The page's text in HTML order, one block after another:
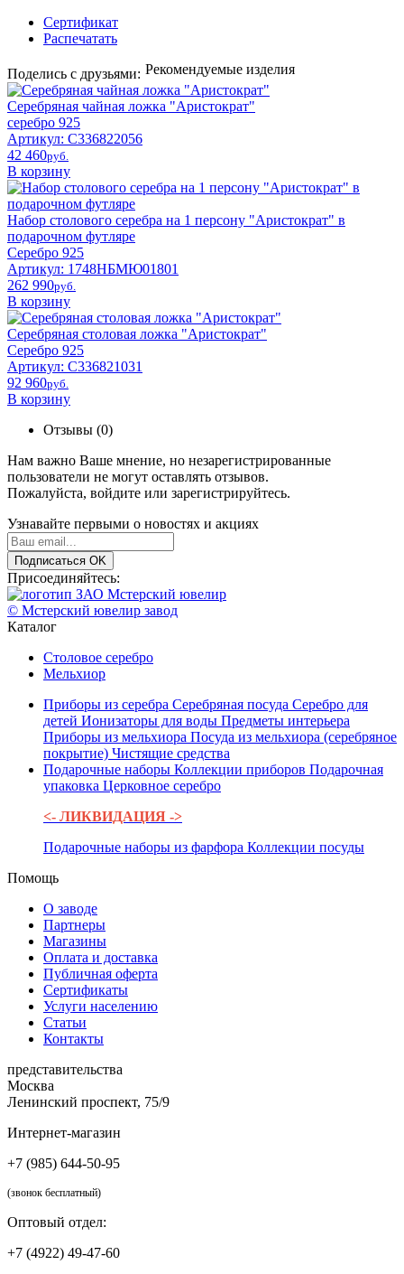
Сертификат
Распечатать
Поделись с друзьями: Рекомендуемые изделия
Серебряная чайная ложка "Аристократ"
серебро 925
Артикул: С336822056
42 460pyб.
В корзину
Набор столового серебра на 1 персону "Аристократ" в
подарочном футляре
Серебро 925
Артикул: 1748НБМЮ01801
262 990pyб.
В корзину
Серебряная столовая ложка "Аристократ"
Серебро 925
Артикул: С336821031
92 960pyб.
В корзину
Отзывы (0)
Нам важно Ваше мнение, но незарегистрированные
пользователи не могут оставлять отзывов.
Пожалуйста, войдите или зарегистрируйтесь.
Узнавайте первыми о новостях и акциях
Подписаться OK
Присоединяйтесь:
© Мстерский ювелир завод
Каталог
Столовое серебро
Мельхиор
Приборы из серебра Серебряная посуда Серебро для
детей Ионизаторы для воды Предметы интерьера
Приборы из мельхиора Посуда из мельхиора (серебряное
покрытие) Чистящие средства
Подарочные наборы Коллекции приборов Подарочная
упаковка Церковное серебро
<- ЛИКВИДАЦИЯ ->
Подарочные наборы из фарфора Коллекции посуды
Помощь
О заводе
Партнеры
Магазины
Оплата и доставка
Публичная оферта
Сертификаты
Услуги населению
Статьи
Контакты
представительства
Москва
Ленинский проспект, 75/9
Интернет-магазин
+7 (985) 644-50-95
(звонок бесплатный)
Оптовый отдел:
+7 (4922) 49-47-60